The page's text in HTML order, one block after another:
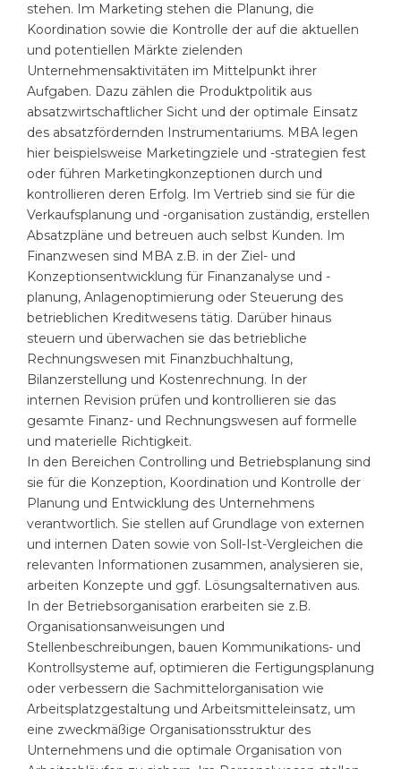
stehen. Im Marketing stehen die Planung, die
Koordination sowie die Kontrolle der auf die aktuellen
und potentiellen Märkte zielenden
Unternehmensaktivitäten im Mittelpunkt ihrer
Aufgaben. Dazu zählen die Produktpolitik aus
absatzwirtschaftlicher Sicht und der optimale Einsatz
des absatzfördernden Instrumentariums. MBA legen
hier beispielsweise Marketingziele und -strategien fest
oder führen Marketingkonzeptionen durch und
kontrollieren deren Erfolg. Im Vertrieb sind sie für die
Verkaufsplanung und -organisation zuständig, erstellen
Absatzpläne und betreuen auch selbst Kunden. Im
Finanzwesen sind MBA z.B. in der Ziel- und
Konzeptionsentwicklung für Finanzanalyse und -
planung, Anlagenoptimierung oder Steuerung des
betrieblichen Kreditwesens tätig. Darüber hinaus
steuern und überwachen sie das betriebliche
Rechnungswesen mit Finanzbuchhaltung,
Bilanzerstellung und Kostenrechnung. In der
internen Revision prüfen und kontrollieren sie das
gesamte Finanz- und Rechnungswesen auf formelle
und materielle Richtigkeit.
In den Bereichen Controlling und Betriebsplanung sind
sie für die Konzeption, Koordination und Kontrolle der
Planung und Entwicklung des Unternehmens
verantwortlich. Sie stellen auf Grundlage von externen
und internen Daten sowie von Soll-Ist-Vergleichen die
relevanten Informationen zusammen, analysieren sie,
arbeiten Konzepte und ggf. Lösungsalternativen aus.
In der Betriebsorganisation erarbeiten sie z.B.
Organisationsanweisungen und
Stellenbeschreibungen, bauen Kommunikations- und
Kontrollsysteme auf, optimieren die Fertigungsplanung
oder verbessern die Sachmittelorganisation wie
Arbeitsplatzgestaltung und Arbeitsmitteleinsatz, um
eine zweckmäßige Organisationsstruktur des
Unternehmens und die optimale Organisation von